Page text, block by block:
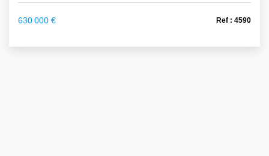
630 000 € Ref : 4590